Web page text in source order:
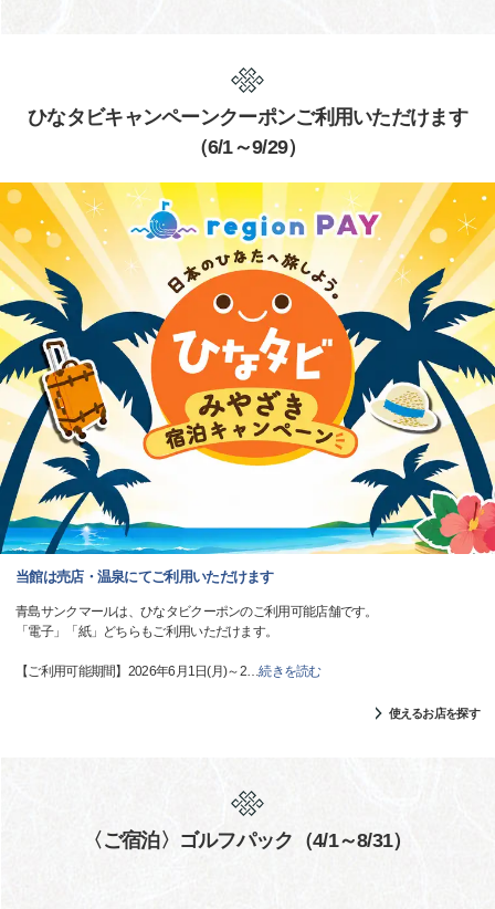
ひなタビキャンペーンクーポンご利用いただけます
（6/1～9/29）
当館は売店・温泉にてご利用いただけます
青島サンクマールは、ひなタビクーポンのご利用可能店舗です。
「電子」「紙」どちらもご利用いただけます。
【ご利用可能期間】2026年6月1日(月)～2…続きを読む
使えるお店を探す
〈ご宿泊〉ゴルフパック（4/1～8/31）